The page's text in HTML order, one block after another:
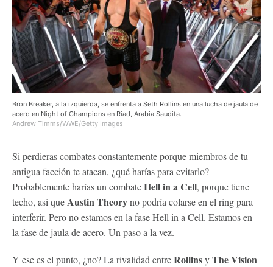
Bron Breaker, a la izquierda, se enfrenta a Seth Rollins en una lucha de jaula de
acero en Night of Champions en Riad, Arabia Saudita.
Andrew Timms/WWE/Getty Images
Si perdieras combates constantemente porque miembros de tu
antigua facción te atacan, ¿qué harías para evitarlo?
Probablemente harías un combateHell in a Cell, porque tiene
techo, así que Austin Theoryno podría colarse en el ring para
interferir. Pero no estamos en la fase Hell in a Cell. Estamos en
la fase de jaula de acero. Un paso a la vez.
Y ese es el punto, ¿no? La rivalidad entreRollinsyThe Vision